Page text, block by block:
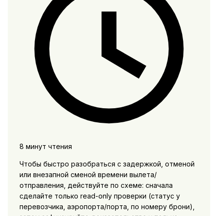
8 минут чтения
Чтобы быстро разобраться с задержкой, отменой
или внезапной сменой времени вылета/
отправления, действуйте по схеме: сначала
сделайте только read-only проверки (статус у
перевозчика, аэропорта/порта, по номеру брони),